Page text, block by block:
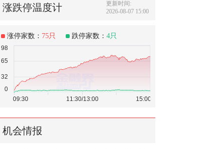
涨跌停温度计
更新时间:
2026-08-07 15:00
涨停家数： 75只 跌停家数： 4只
机会情报